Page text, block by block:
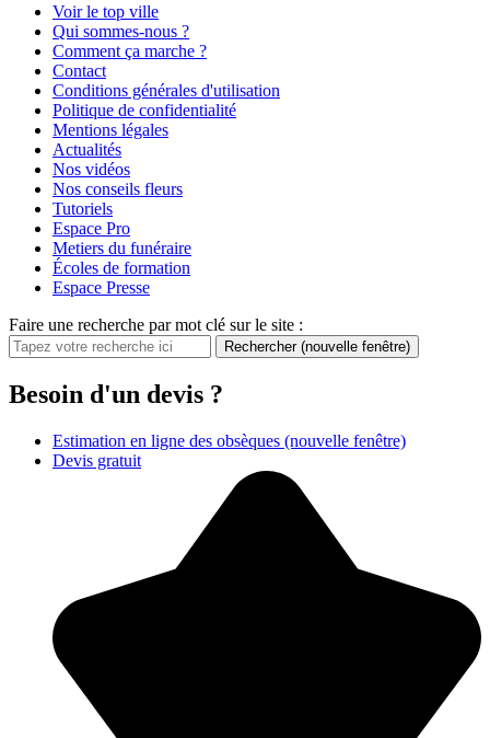
Voir le top ville
Qui sommes-nous ?
Comment ça marche ?
Contact
Conditions générales d'utilisation
Politique de confidentialité
Mentions légales
Actualités
Nos vidéos
Nos conseils fleurs
Tutoriels
Espace Pro
Metiers du funéraire
Écoles de formation
Espace Presse
Faire une recherche par mot clé sur le site :
Rechercher (nouvelle fenêtre)
Besoin d'un devis ?
Estimation en ligne des obsèques (nouvelle fenêtre)
Devis gratuit